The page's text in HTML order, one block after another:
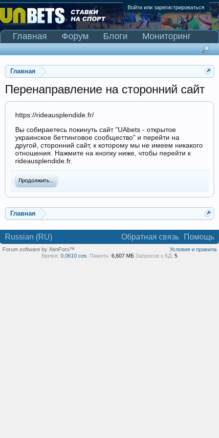
Войти или зарегистрироваться
Главная
Перенаправление на сторонний сайт
https://rideausplendide.fr/
Вы собираетесь покинуть сайт "UAbets - открытое
украинское беттинговое сообщество" и перейти на
другой, сторонний сайт, к которому мы не имеем никакого
отношения. Нажмите на кнопку ниже, чтобы перейти к
rideausplendide.fr.
Продолжить...
Главная
Главная Форум Блоги
Мониторинг
Сканер Pinnacle
Russian (RU) Обратная связь Помощь
Условия и правила
Forum software by XenForo™
Время: 0,0610 сек. Память: 6,607 МБ Запросов к БД: 5